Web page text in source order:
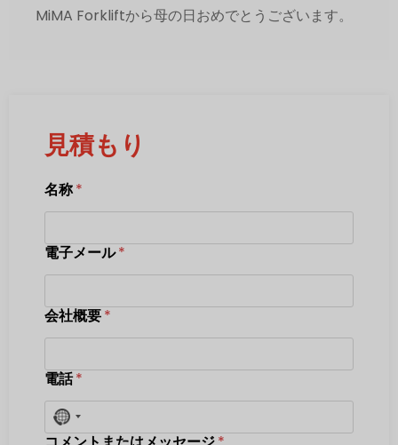
MiMA Forkliftから母の日おめでとうございます。
見積もり
名称*
電子メール*
会社概要*
電話*
No country selected